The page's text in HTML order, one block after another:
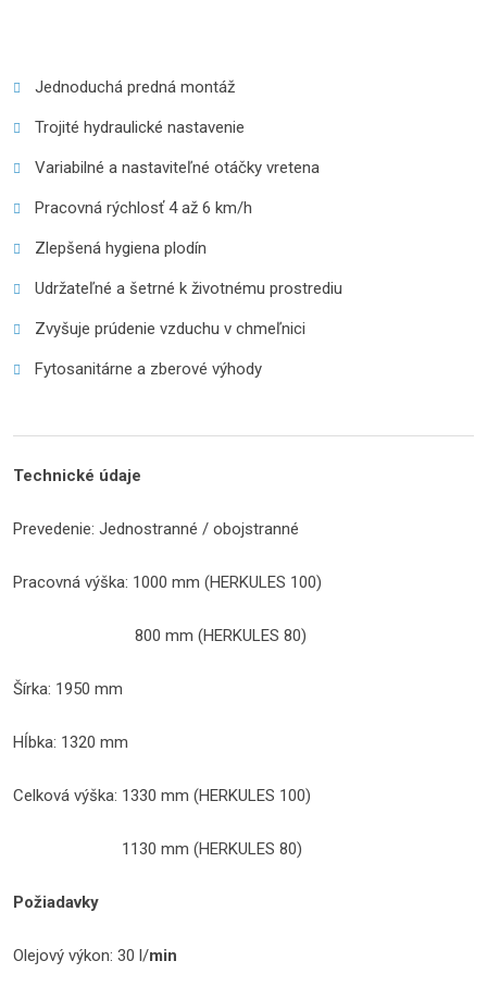
Jednoduchá predná montáž
Trojité hydraulické nastavenie
Variabilné a nastaviteľné otáčky vretena
Pracovná rýchlosť 4 až 6 km/h
Zlepšená hygiena plodín
Udržateľné a šetrné k životnému prostrediu
Zvyšuje prúdenie vzduchu v chmeľnici
Fytosanitárne a zberové výhody
Technické údaje
Prevedenie: Jednostranné / obojstranné
Pracovná výška: 1000 mm (HERKULES 100)
800 mm (HERKULES 80)
Šírka: 1950 mm
Hĺbka: 1320 mm
Celková výška: 1330 mm (HERKULES 100)
1130 mm (HERKULES 80)
Požiadavky
Olejový výkon: 30 l/min